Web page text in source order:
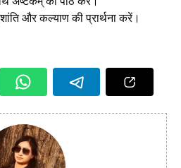
और कल्याण की प्रार्थना करें।